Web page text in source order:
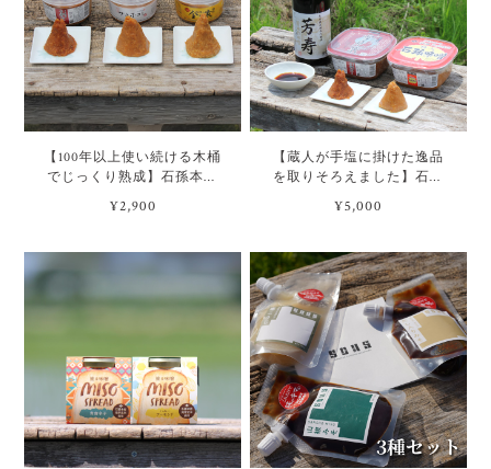
【100年以上使い続ける木桶
でじっくり熟成】石孫本店
¥2,900
【蔵人が手塩に掛けた逸品
を取りそろえました】石孫
わせセット
¥5,000